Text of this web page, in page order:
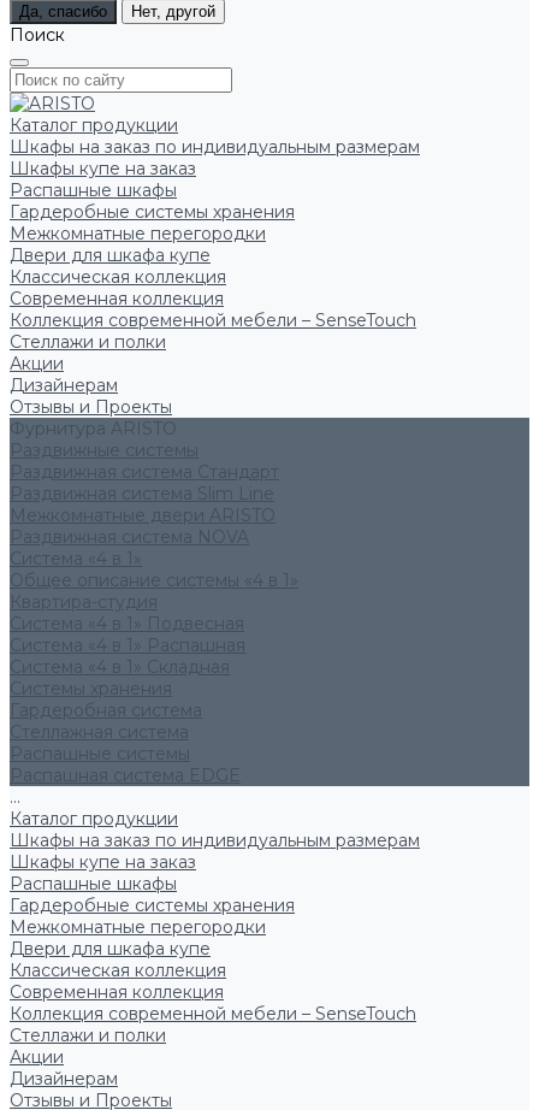
Да, спасибо Нет, другой
Поиск
Каталог продукции
Шкафы на заказ по индивидуальным размерам
Шкафы купе на заказ
Распашные шкафы
Гардеробные системы хранения
Межкомнатные перегородки
Двери для шкафа купе
Классическая коллекция
Современная коллекция
Коллекция современной мебели – SenseTouch
Стеллажи и полки
Акции
Дизайнерам
Отзывы и Проекты
Фурнитура ARISTO
Раздвижные системы
Раздвижная система Стандарт
Раздвижная система Slim Line
Межкомнатные двери ARISTO
Раздвижная система NOVA
Система «4 в 1»
Общее описание системы «4 в 1»
Квартира-студия
Система «4 в 1» Подвесная
Система «4 в 1» Распашная
Система «4 в 1» Складная
Системы хранения
Гардеробная система
Стеллажная система
Распашные системы
Распашная система EDGE
...
Каталог продукции
Шкафы на заказ по индивидуальным размерам
Шкафы купе на заказ
Распашные шкафы
Гардеробные системы хранения
Межкомнатные перегородки
Двери для шкафа купе
Классическая коллекция
Современная коллекция
Коллекция современной мебели – SenseTouch
Стеллажи и полки
Акции
Дизайнерам
Отзывы и Проекты